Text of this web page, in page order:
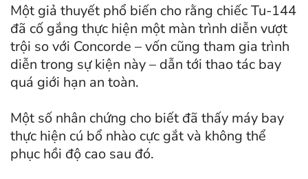
Một giả thuyết phổ biến cho rằng chiếc Tu-144
đã cố gắng thực hiện một màn trình diễn vượt
trội so với Concorde – vốn cũng tham gia trình
diễn trong sự kiện này – dẫn tới thao tác bay
quá giới hạn an toàn.
Một số nhân chứng cho biết đã thấy máy bay
thực hiện cú bổ nhào cực gắt và không thể
phục hồi độ cao sau đó.